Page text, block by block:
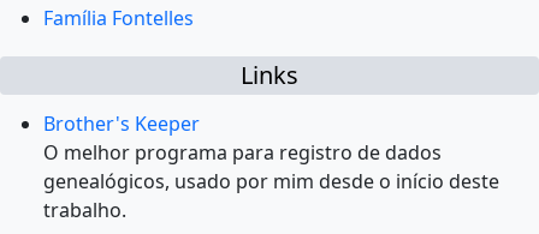
Família Fontelles
Links
Brother's Keeper
O melhor programa para registro de dados
genealógicos, usado por mim desde o início deste
trabalho.